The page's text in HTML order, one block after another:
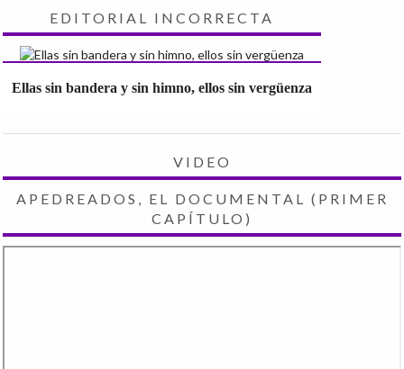
EDITORIAL INCORRECTA
Ellas sin bandera y sin himno, ellos sin vergüenza
VIDEO
APEDREADOS, EL DOCUMENTAL (PRIMER
CAPÍTULO)